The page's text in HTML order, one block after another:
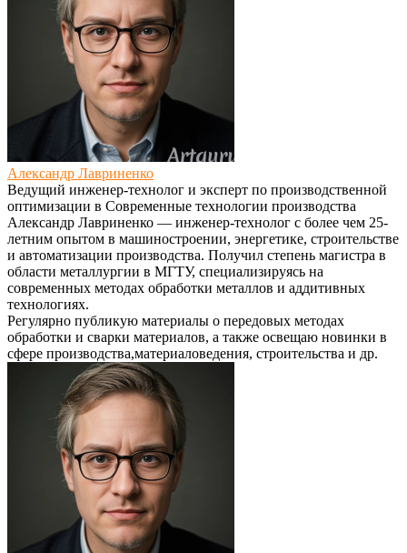
Александр Лавриненко
Ведущий инженер-технолог и эксперт по производственной
оптимизации в Современные технологии производства
Александр Лавриненко — инженер-технолог с более чем 25-
летним опытом в машиностроении, энергетике, строительстве
и автоматизации производства. Получил степень магистра в
области металлургии в МГТУ, специализируясь на
современных методах обработки металлов и аддитивных
технологиях.
Регулярно публикую материалы о передовых методах
обработки и сварки материалов, а также освещаю новинки в
сфере производства,материаловедения, строительства и др.